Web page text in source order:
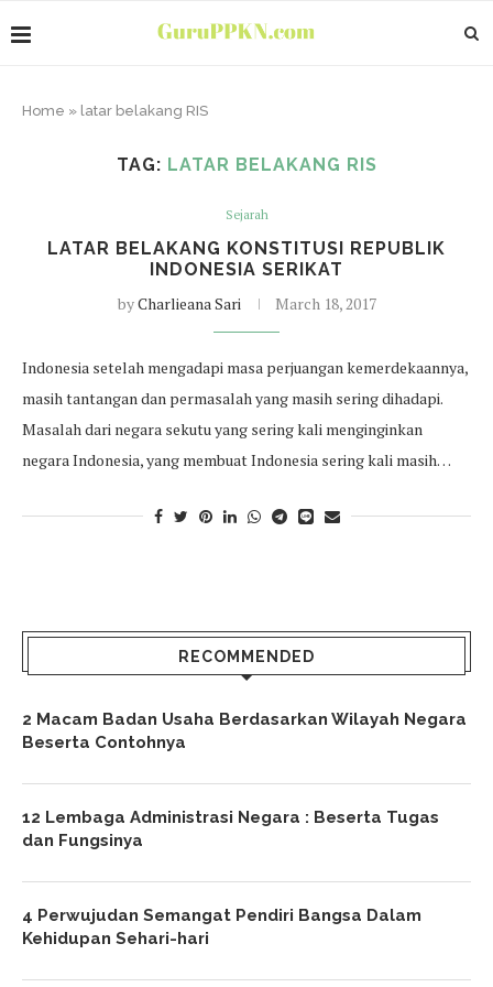
Home » latar belakang RIS
TAG: LATAR BELAKANG RIS
Sejarah
LATAR BELAKANG KONSTITUSI REPUBLIK
INDONESIA SERIKAT
byCharlieana Sari March 18, 2017
Indonesia setelah mengadapi masa perjuangan kemerdekaannya,
masih tantangan dan permasalah yang masih sering dihadapi.
Masalah dari negara sekutu yang sering kali menginginkan
negara Indonesia, yang membuat Indonesia sering kali masih…
RECOMMENDED
2 Macam Badan Usaha Berdasarkan Wilayah Negara
Beserta Contohnya
12 Lembaga Administrasi Negara : Beserta Tugas
dan Fungsinya
4 Perwujudan Semangat Pendiri Bangsa Dalam
Kehidupan Sehari-hari